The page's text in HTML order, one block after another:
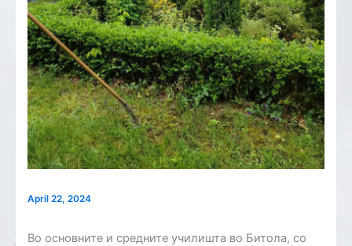
April 22, 2024
Во основните и средните училишта во Битола, со